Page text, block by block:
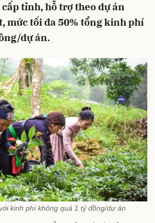
tỉnh, hỗ trợ theo dự án
mức tối đa 50% tổng kinh phí
dự án.
kinh phí không quá 1 tỷ đồng/dự án